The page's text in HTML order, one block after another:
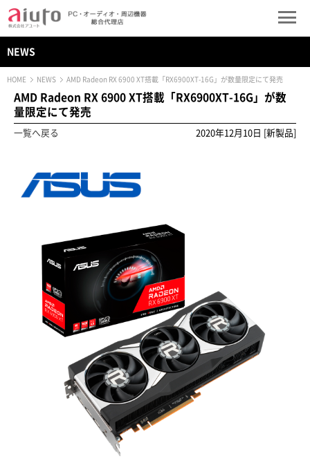
NEWS
HOME NEWS AMD Radeon RX 6900 XT搭載「RX6900XT-16G」が数量限定にて発売
AMD Radeon RX 6900 XT搭載「RX6900XT-16G」が数
量限定にて発売
一覧へ戻る 2020年12月10日 [新製品]